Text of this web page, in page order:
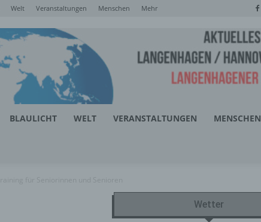
Welt Veranstaltungen Menschen Mehr
BLAULICHT WELT VERANSTALTUNGEN MENSCHEN
Wetter